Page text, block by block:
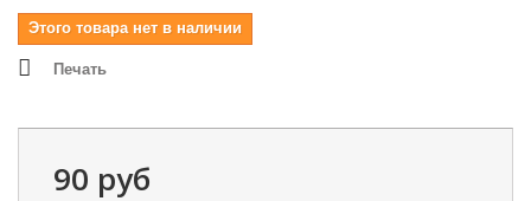
Этого товара нет в наличии
Печать
90 руб